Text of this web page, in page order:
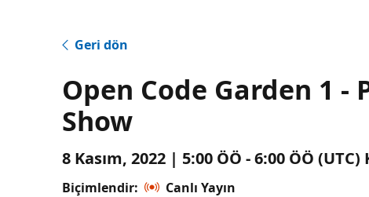
Geri dön
Open Code Garden 1
Show
8 Kasım, 2022 | 5:00 ÖÖ - 6:00 ÖÖ
Biçimlendir:
Canlı Yayın